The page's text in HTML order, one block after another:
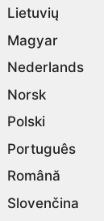
Lietuvių
Magyar
Nederlands
Norsk
Polski
Português
Română
Slovenčina